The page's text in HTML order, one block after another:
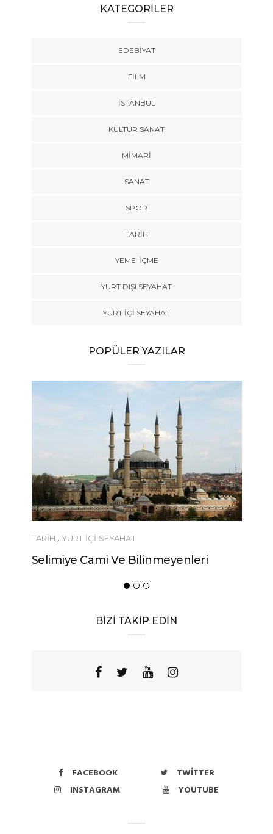
KATEGORİLER
EDEBIYAT
FILM
İSTANBUL
KÜLTÜR SANAT
MIMARI
SANAT
SPOR
TARİH
YEME-İÇME
YURT DIŞI SEYAHAT
YURT İÇİ SEYAHAT
POPÜLER YAZILAR
TARİH , YURT İÇİ SEYAHAT
Selimiye Cami Ve Bilinmeyenleri
BİZİ TAKİP EDİN
FACEBOOK
TWITTER
INSTAGRAM
YOUTUBE